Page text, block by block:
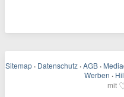
Sitemap · Datenschutz · AGB ·
Werben ·
mit